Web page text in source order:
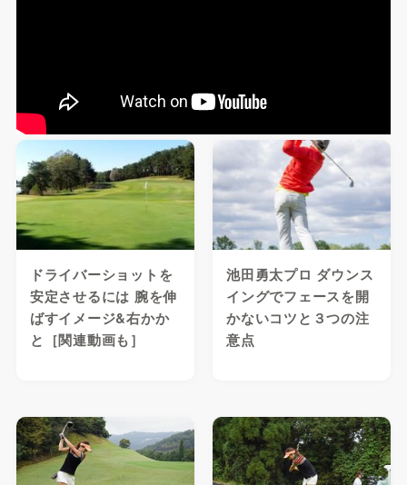
ドライバーショットを
安定させるには 腕を伸
ばすイメージ&右かか
と［関連動画も］
池田勇太プロ ダウンス
イングでフェースを開
かないコツと３つの注
意点